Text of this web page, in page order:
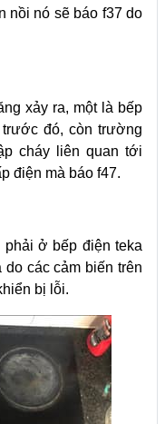
nồi nó sẽ báo f37 do
xảy ra, một là bếp
đó, còn trường
cháy liên quan tới
điện mà báo f47.
phải ở bếp điện teka
các cảm biến trên
bị lỗi.